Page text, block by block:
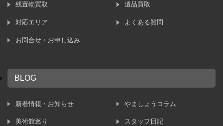
残置物買取 遺品買取
対応エリア よくある質問
お問合せ・お申し込み
BLOG
新着情報・お知らせ やましょうコラム
美術館巡り スタッフ日記